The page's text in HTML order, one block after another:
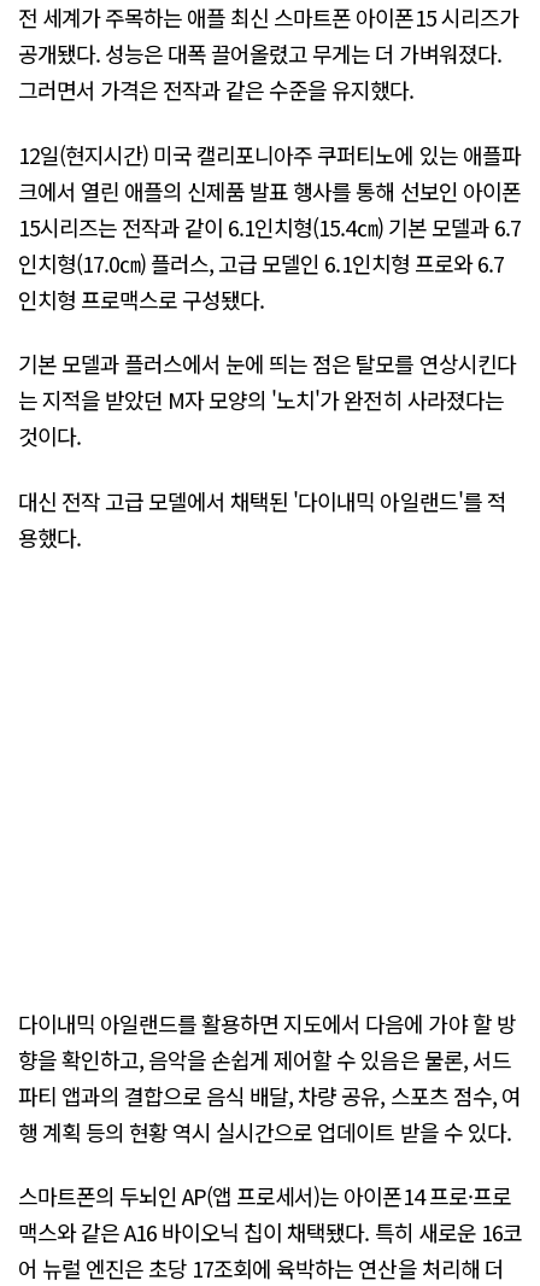
전 세계가 주목하는 애플 최신 스마트폰 아이폰15 시리즈가
공개됐다. 성능은 대폭 끌어올렸고 무게는 더 가벼워졌다.
그러면서 가격은 전작과 같은 수준을 유지했다.
12일(현지시간) 미국 캘리포니아주 쿠퍼티노에 있는 애플파
크에서 열린 애플의 신제품 발표 행사를 통해 선보인 아이폰
15시리즈는 전작과 같이 6.1인치형(15.4㎝) 기본 모델과 6.7
인치형(17.0㎝) 플러스, 고급 모델인 6.1인치형 프로와 6.7
인치형 프로맥스로 구성됐다.
기본 모델과 플러스에서 눈에 띄는 점은 탈모를 연상시킨다
는 지적을 받았던 M자 모양의 '노치'가 완전히 사라졌다는
것이다.
대신 전작 고급 모델에서 채택된 '다이내믹 아일랜드'를 적
용했다.
다이내믹 아일랜드를 활용하면 지도에서 다음에 가야 할 방
향을 확인하고, 음악을 손쉽게 제어할 수 있음은 물론, 서드
파티 앱과의 결합으로 음식 배달, 차량 공유, 스포츠 점수, 여
행 계획 등의 현황 역시 실시간으로 업데이트 받을 수 있다.
스마트폰의 두뇌인 AP(앱 프로세서)는 아이폰14 프로·프로
맥스와 같은 A16 바이오닉 칩이 채택됐다. 특히 새로운 16코
어 뉴럴 엔진은 초당 17조회에 육박하는 연산을 처리해 더